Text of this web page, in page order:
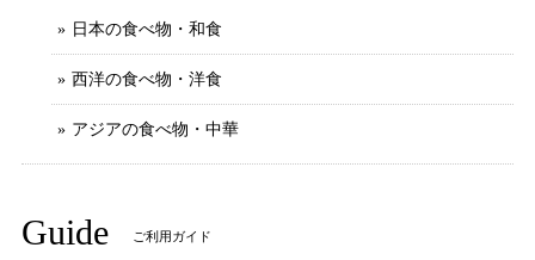
日本の食べ物・和食
西洋の食べ物・洋食
アジアの食べ物・中華
Guide ご利用ガイド